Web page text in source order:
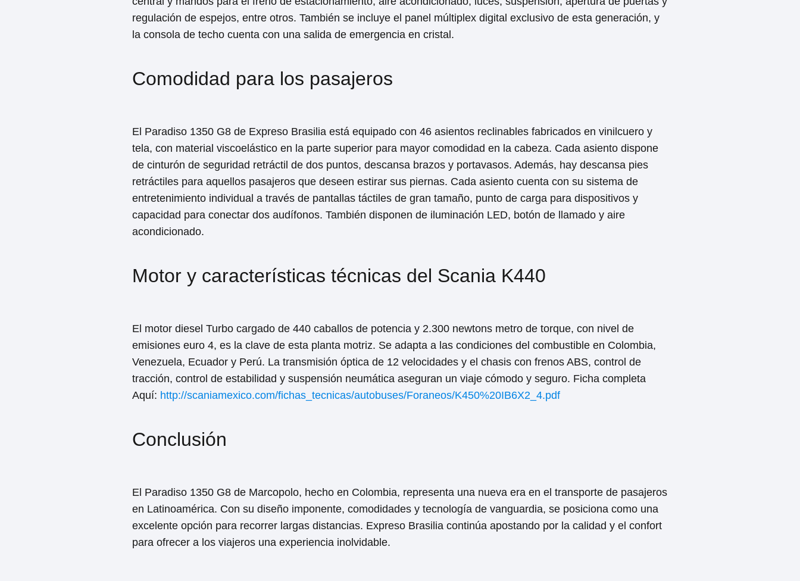
regulación de espejos, entre otros. También se incluye el panel múltiplex digital exclusivo de esta generación, y
la consola de techo cuenta con una salida de emergencia en cristal.
Comodidad para los pasajeros
El Paradiso 1350 G8 de Expreso Brasilia está equipado con 46 asientos reclinables fabricados en vinilcuero y
tela, con material viscoelástico en la parte superior para mayor comodidad en la cabeza. Cada asiento dispone
de cinturón de seguridad retráctil de dos puntos, descansa brazos y portavasos. Además, hay descansa pies
retráctiles para aquellos pasajeros que deseen estirar sus piernas. Cada asiento cuenta con su sistema de
entretenimiento individual a través de pantallas táctiles de gran tamaño, punto de carga para dispositivos y
capacidad para conectar dos audífonos. También disponen de iluminación LED, botón de llamado y aire
acondicionado.
Motor y características técnicas del Scania K440
El motor diesel Turbo cargado de 440 caballos de potencia y 2.300 newtons metro de torque, con nivel de
emisiones euro 4, es la clave de esta planta motriz. Se adapta a las condiciones del combustible en Colombia,
Venezuela, Ecuador y Perú. La transmisión óptica de 12 velocidades y el chasis con frenos ABS, control de
tracción, control de estabilidad y suspensión neumática aseguran un viaje cómodo y seguro. Ficha completa
Aquí: http://scaniamexico.com/fichas_tecnicas/autobuses/Foraneos/K450%20IB6X2_4.pdf
Conclusión
El Paradiso 1350 G8 de Marcopolo, hecho en Colombia, representa una nueva era en el transporte de pasajeros
en Latinoamérica. Con su diseño imponente, comodidades y tecnología de vanguardia, se posiciona como una
excelente opción para recorrer largas distancias. Expreso Brasilia continúa apostando por la calidad y el confort
para ofrecer a los viajeros una experiencia inolvidable.